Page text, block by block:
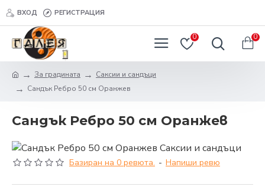
ВХОД РЕГИСТРАЦИЯ
0 0
За градината
Саксии и сандъци
Сандък Ребро 50 см Оранжев
Сандък Ребро 50 см Оранжев
Базиран на 0 ревюта. - Напиши ревю